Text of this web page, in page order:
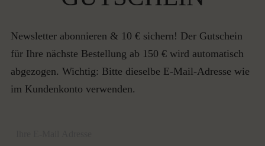
Newsletter abonnieren & 10 € sichern! Der Gutschein
für Ihre nächste Bestellung ab 150 € wird automatisch
abgezogen. Wichtig: Bitte dieselbe E-Mail-Adresse wie
im Kundenkonto verwenden.